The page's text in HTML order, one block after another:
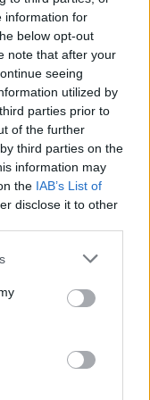
information for
below opt-out
note that after your
seeing
utilized by
parties prior to
of the further
third parties on the
information may
the IAB’s List of
disclose it to other
or more Google
You may click to
party tags to
in below Google
Ripjaws V
es memóriák
RGB-s, gamer
billentyűzete
gyors DDR4-